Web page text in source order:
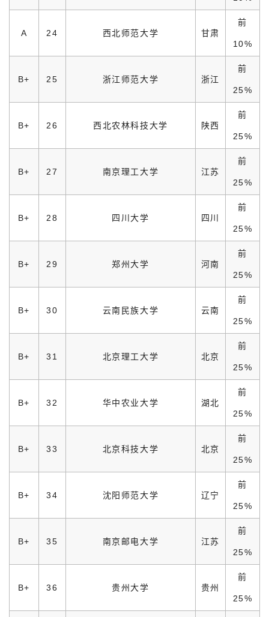
A 24 西北师范大学 甘肃
前
10%
B+ 25 浙江师范大学 浙江
前
25%
B+ 26 西北农林科技大学 陕西
前
25%
B+ 27 南京理工大学 江苏
前
25%
B+ 28 四川大学 四川
前
25%
B+ 29 郑州大学 河南
前
25%
B+ 30 云南民族大学 云南
前
25%
B+ 31 北京理工大学 北京
前
25%
B+ 32 华中农业大学 湖北
前
25%
B+ 33 北京科技大学 北京
前
25%
B+ 34 沈阳师范大学 辽宁
前
25%
B+ 35 南京邮电大学 江苏
前
25%
B+ 36 贵州大学 贵州
前
25%